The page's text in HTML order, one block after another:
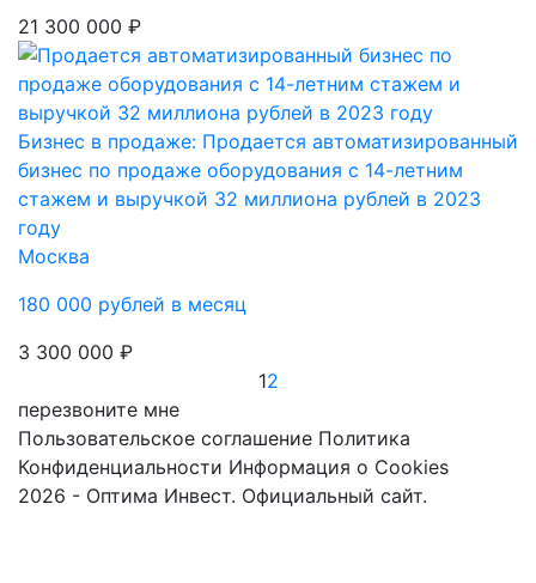
21 300 000 ₽
Бизнес в продаже: Продается автоматизированный
бизнес по продаже оборудования с 14-летним
стажем и выручкой 32 миллиона рублей в 2023
году
Москва
180 000 рублей в месяц
3 300 000 ₽
12
перезвоните мне
Пользовательское соглашение Политика
Конфиденциальности Информация о Cookies
2026 - Оптима Инвест. Официальный сайт.